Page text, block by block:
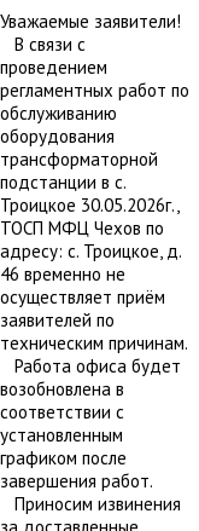
Уважаемые заявители!
В связи с
проведением
регламентных работ по
обслуживанию
оборудования
трансформаторной
подстанции в с.
Троицкое 30.05.2026г.,
ТОСП МФЦ Чехов по
адресу: с. Троицкое, д.
46 временно не
осуществляет приём
заявителей по
техническим причинам.
Работа офиса будет
возобновлена в
соответствии с
установленным
графиком после
завершения работ.
Приносим извинения